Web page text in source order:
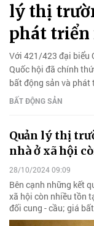
lý thị
phát triển
Với 421/423 đại biểu
Quốc hội đã chính
bất động sản và phát
BẤT ĐỘNG SẢN
Quản lý thị
nhà ở xã hội
28/10/2024 09:09
Bên cạnh những kết
xã hội còn nhiều tồn
đối cung - cầu; giá